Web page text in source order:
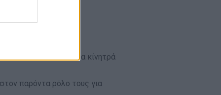
σας πει πολλά για τα κίνητρά
στον παρόντα ρόλο τους για